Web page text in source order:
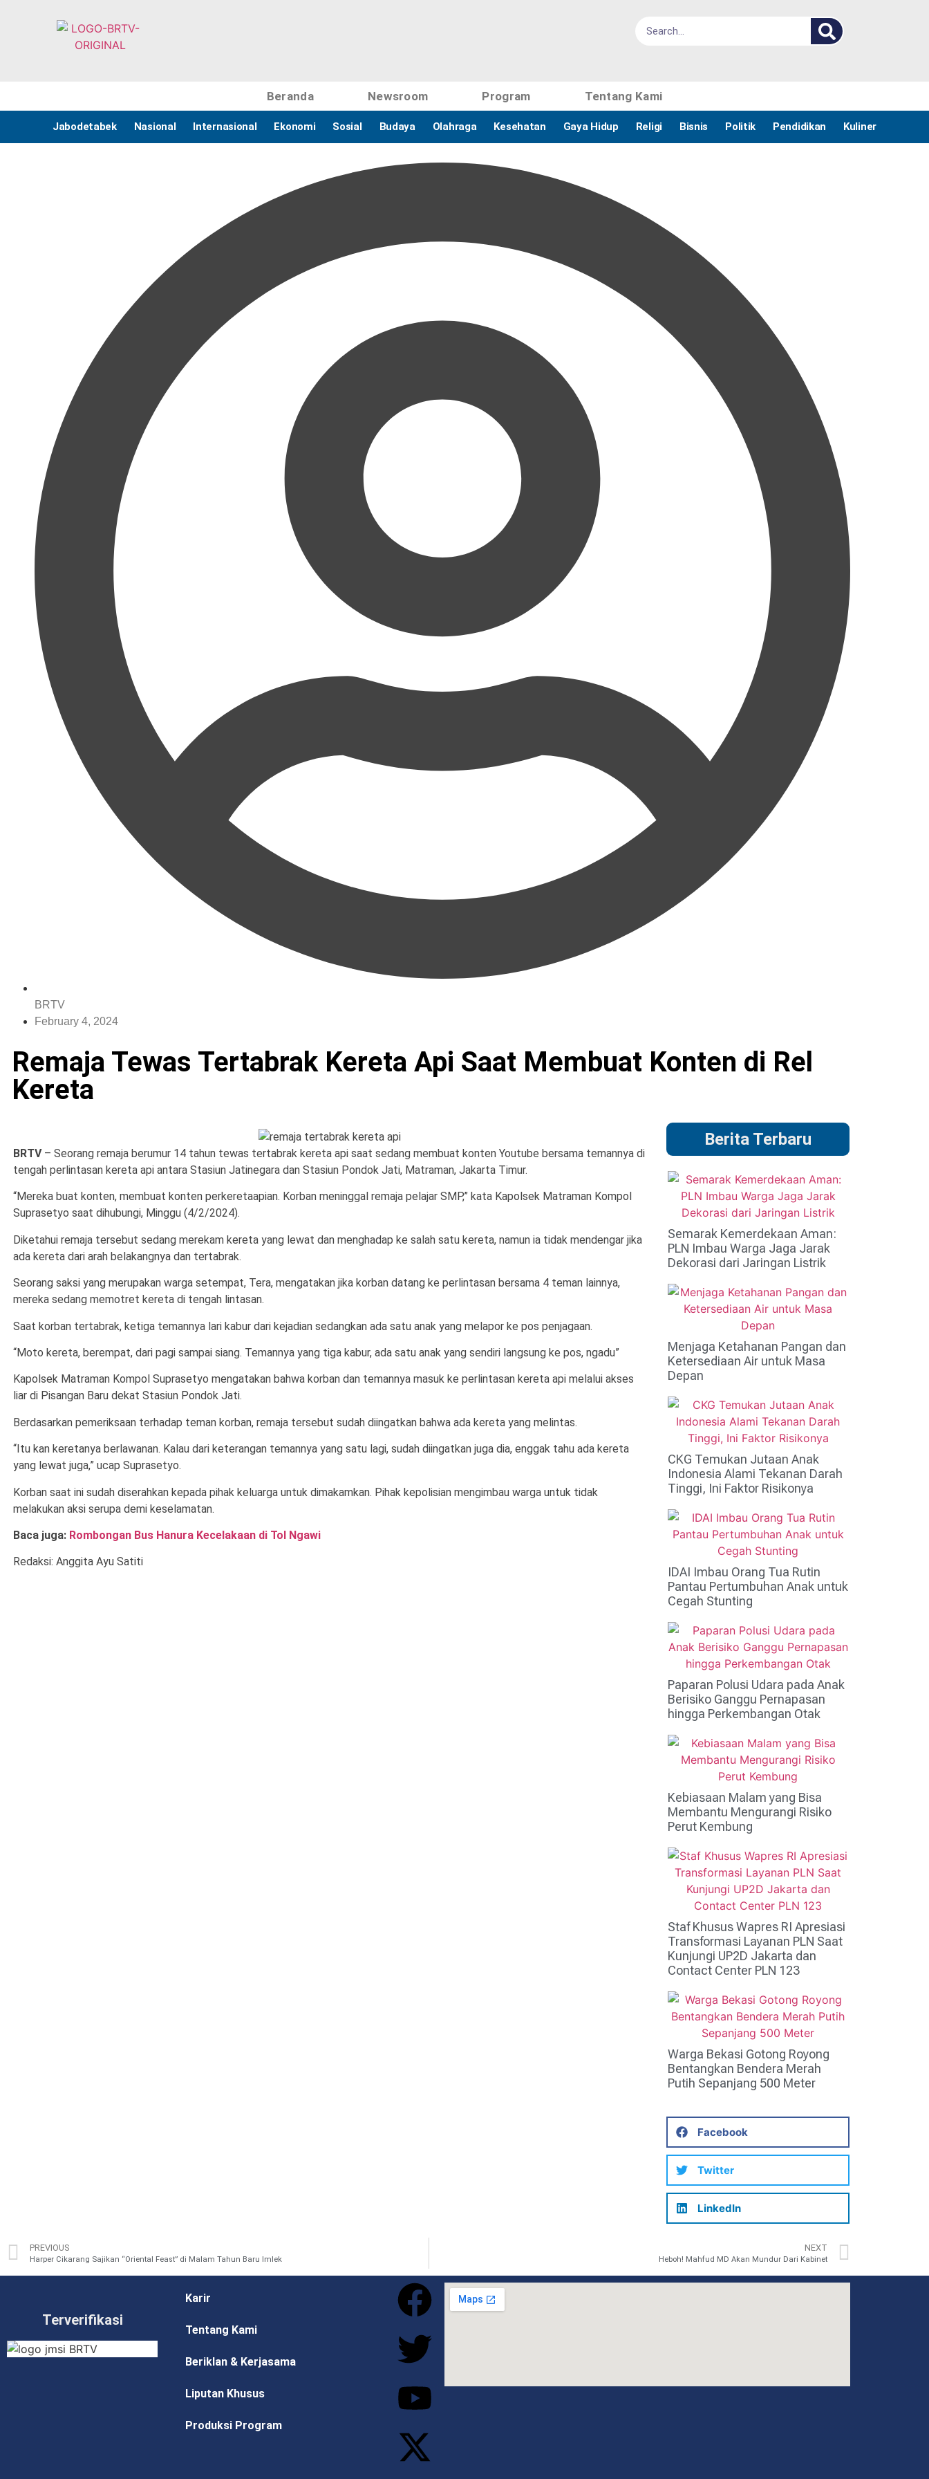
Beranda Newsroom Program Tentang Kami
Jabodetabek Nasional Internasional Ekonomi Sosial Budaya Olahraga Kesehatan Gaya Hidup Religi Bisnis Politik Pendidikan Kuliner
BRTV
February 4, 2024
Remaja Tewas Tertabrak Kereta Api Saat Membuat Konten di Rel
Kereta
BRTV – Seorang remaja berumur 14 tahun tewas tertabrak kereta api saat sedang membuat konten Youtube bersama temannya di
tengah perlintasan kereta api antara Stasiun Jatinegara dan Stasiun Pondok Jati, Matraman, Jakarta Timur.
“Mereka buat konten, membuat konten perkeretaapian. Korban meninggal remaja pelajar SMP,” kata Kapolsek Matraman Kompol
Suprasetyo saat dihubungi, Minggu (4/2/2024).
Diketahui remaja tersebut sedang merekam kereta yang lewat dan menghadap ke salah satu kereta, namun ia tidak mendengar jika
ada kereta dari arah belakangnya dan tertabrak.
Seorang saksi yang merupakan warga setempat, Tera, mengatakan jika korban datang ke perlintasan bersama 4 teman lainnya,
mereka sedang memotret kereta di tengah lintasan.
Saat korban tertabrak, ketiga temannya lari kabur dari kejadian sedangkan ada satu anak yang melapor ke pos penjagaan.
“Moto kereta, berempat, dari pagi sampai siang. Temannya yang tiga kabur, ada satu anak yang sendiri langsung ke pos, ngadu”
Kapolsek Matraman Kompol Suprasetyo mengatakan bahwa korban dan temannya masuk ke perlintasan kereta api melalui akses
liar di Pisangan Baru dekat Stasiun Pondok Jati.
Berdasarkan pemeriksaan terhadap teman korban, remaja tersebut sudah diingatkan bahwa ada kereta yang melintas.
“Itu kan keretanya berlawanan. Kalau dari keterangan temannya yang satu lagi, sudah diingatkan juga dia, enggak tahu ada kereta
yang lewat juga,” ucap Suprasetyo.
Korban saat ini sudah diserahkan kepada pihak keluarga untuk dimakamkan. Pihak kepolisian mengimbau warga untuk tidak
melakukan aksi serupa demi keselamatan.
Baca juga: Rombongan Bus Hanura Kecelakaan di Tol Ngawi
Redaksi: Anggita Ayu Satiti
Berita Terbaru
Semarak Kemerdekaan Aman:
PLN Imbau Warga Jaga Jarak
Dekorasi dari Jaringan Listrik
Menjaga Ketahanan Pangan dan
Ketersediaan Air untuk Masa
Depan
CKG Temukan Jutaan Anak
Indonesia Alami Tekanan Darah
Tinggi, Ini Faktor Risikonya
IDAI Imbau Orang Tua Rutin
Pantau Pertumbuhan Anak untuk
Cegah Stunting
Paparan Polusi Udara pada Anak
Berisiko Ganggu Pernapasan
hingga Perkembangan Otak
Kebiasaan Malam yang Bisa
Membantu Mengurangi Risiko
Perut Kembung
Staf Khusus Wapres RI Apresiasi
Transformasi Layanan PLN Saat
Kunjungi UP2D Jakarta dan
Contact Center PLN 123
Warga Bekasi Gotong Royong
Bentangkan Bendera Merah
Putih Sepanjang 500 Meter
Facebook
Twitter
LinkedIn
PREVIOUS
Harper Cikarang Sajikan “Oriental Feast” di Malam Tahun Baru Imlek
NEXT
Heboh! Mahfud MD Akan Mundur Dari Kabinet
Terverifikasi
Karir
Tentang Kami
Beriklan & Kerjasama
Liputan Khusus
Produksi Program